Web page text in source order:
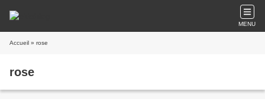
MENU
Accueil » rose
rose